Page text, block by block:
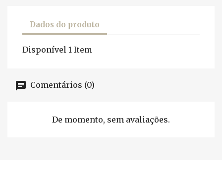
Dados do produto
Disponível 1 Item
Comentários (0)
De momento, sem avaliações.